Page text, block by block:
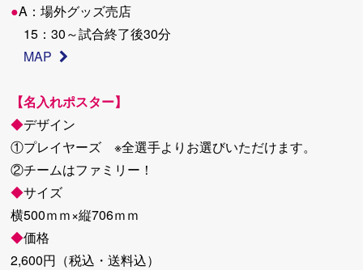
●A：場外グッズ売店
15：30～試合終了後30分
MAP
【名入れポスター】
◆デザイン
①プレイヤーズ ※全選手よりお選びいただけます。
②チームはファミリー！
◆サイズ
横500ｍｍ×縦706ｍｍ
◆価格
2,600円（税込・送料込）